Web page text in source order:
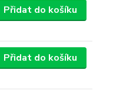
Přidat do košíku
Přidat do košíku